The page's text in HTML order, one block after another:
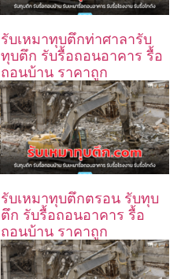
รับเหมาทุบตึกท่าศาลารับ
ทุบตึก รับรื้อถอนอาคาร รื้อ
ถอนบ้าน ราคาถูก
รับเหมาทุบตึกตรอน รับทุบ
ตึก รับรื้อถอนอาคาร รื้อ
ถอนบ้าน ราคาถูก